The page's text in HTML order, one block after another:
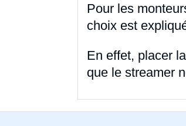
Pour les
choix est
En effet, placer
que le streamer